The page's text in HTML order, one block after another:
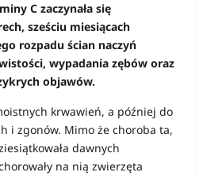
C zaczynała się
sześciu miesiącach
rozpadu ścian naczyń
wypadania zębów oraz
objawów.
krwawień, a później do
i zgonów. Mimo że choroba ta,
dawnych
na nią zwierzęta